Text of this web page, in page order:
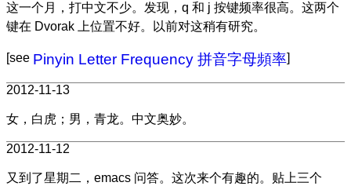
这一个月，打中文不少。发现，q 和 j 按键频率很高。这两个
键在 Dvorak 上位置不好。以前对这稍有研究。
[see Pinyin Letter Frequency 拼音字母頻率]
2012-11-13
女，白虎；男，青龙。中文奥妙。
2012-11-12
又到了星期二，emacs 问答。这次来个有趣的。贴上三个